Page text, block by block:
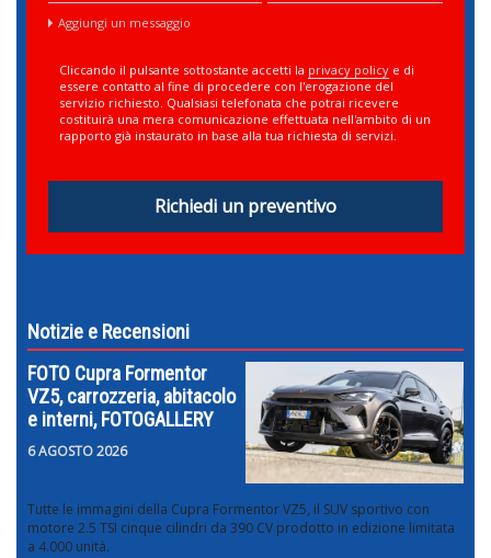
Aggiungi un messaggio
Cliccando il pulsante sottostante accetti la privacy policy e di
essere contatto al fine di procedere con l'erogazione del
servizio richiesto. Qualsiasi telefonata che potrai ricevere
costituirà una mera comunicazione effettuata nell'ambito di un
rapporto già instaurato in base alla tua richiesta di servizi.
Richiedi un preventivo
Notizie e Recensioni
FOTO Cupra Formentor
VZ5, carrozzeria, abitacolo
e interni, FOTOGALLERY
6 AGOSTO 2026
Tutte le immagini della Cupra Formentor VZ5, il SUV sportivo con
motore 2.5 TSI cinque cilindri da 390 CV prodotto in edizione limitata
a 4.000 unità.